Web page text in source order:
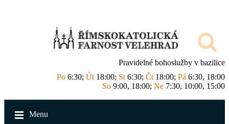
Pravidelné bohoslužby v bazilice
Po 6:30; Út 18:00; St 6:30; Čt 18:00; Pá 6:30, 18:00
So 9:00, 18:00; Ne 7:30, 10:00, 15:00
Menu